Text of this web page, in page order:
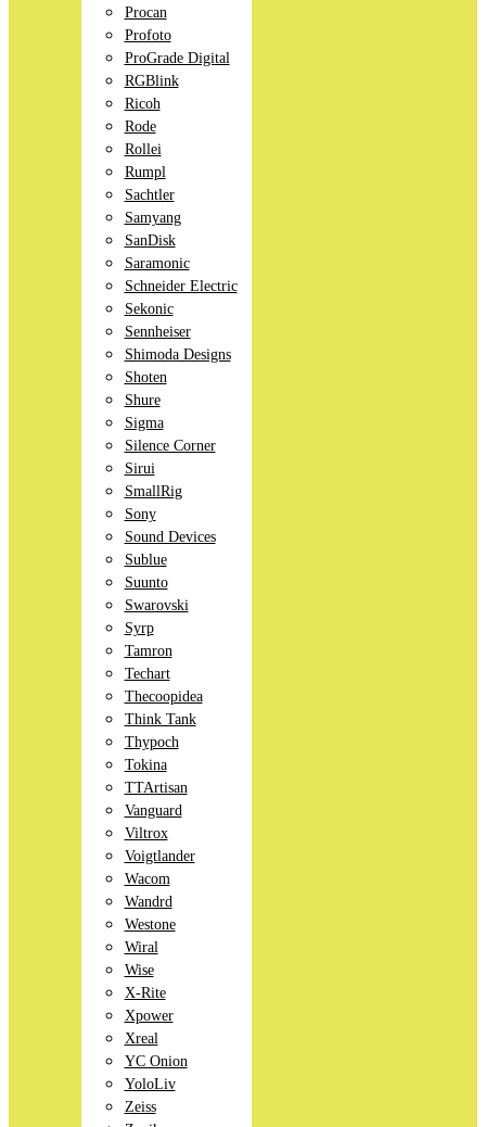
Procan
Profoto
ProGrade Digital
RGBlink
Ricoh
Rode
Rollei
Rumpl
Sachtler
Samyang
SanDisk
Saramonic
Schneider Electric
Sekonic
Sennheiser
Shimoda Designs
Shoten
Shure
Sigma
Silence Corner
Sirui
SmallRig
Sony
Sound Devices
Sublue
Suunto
Swarovski
Syrp
Tamron
Techart
Thecoopidea
Think Tank
Thypoch
Tokina
TTArtisan
Vanguard
Viltrox
Voigtlander
Wacom
Wandrd
Westone
Wiral
Wise
X-Rite
Xpower
Xreal
YC Onion
YoloLiv
Zeiss